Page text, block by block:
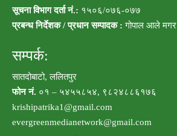
सूचना विभाग दर्ता नं.: १५०६/०७६-०७७
प्रबन्ध निर्देशक / प्रधान सम्पादक : गोपाल आले मगर
सम्पर्क:
सातदोबाटो, ललितपुर
फोन नं. ०१ – ५४५५८५४, ९८२४८८६१७६
krishipatrika1@gmail.com
evergreenmedianetwork@gmail.com